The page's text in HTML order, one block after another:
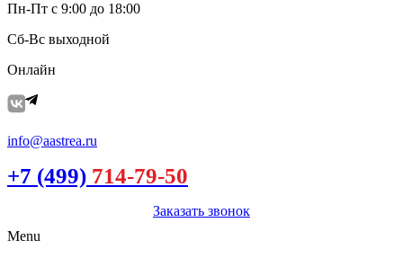
Пн-Пт с 9:00 до 18:00
Сб-Вс выходной
Онлайн
info@aastrea.ru
+7 (499) 714-79-50
Заказать звонок
Menu